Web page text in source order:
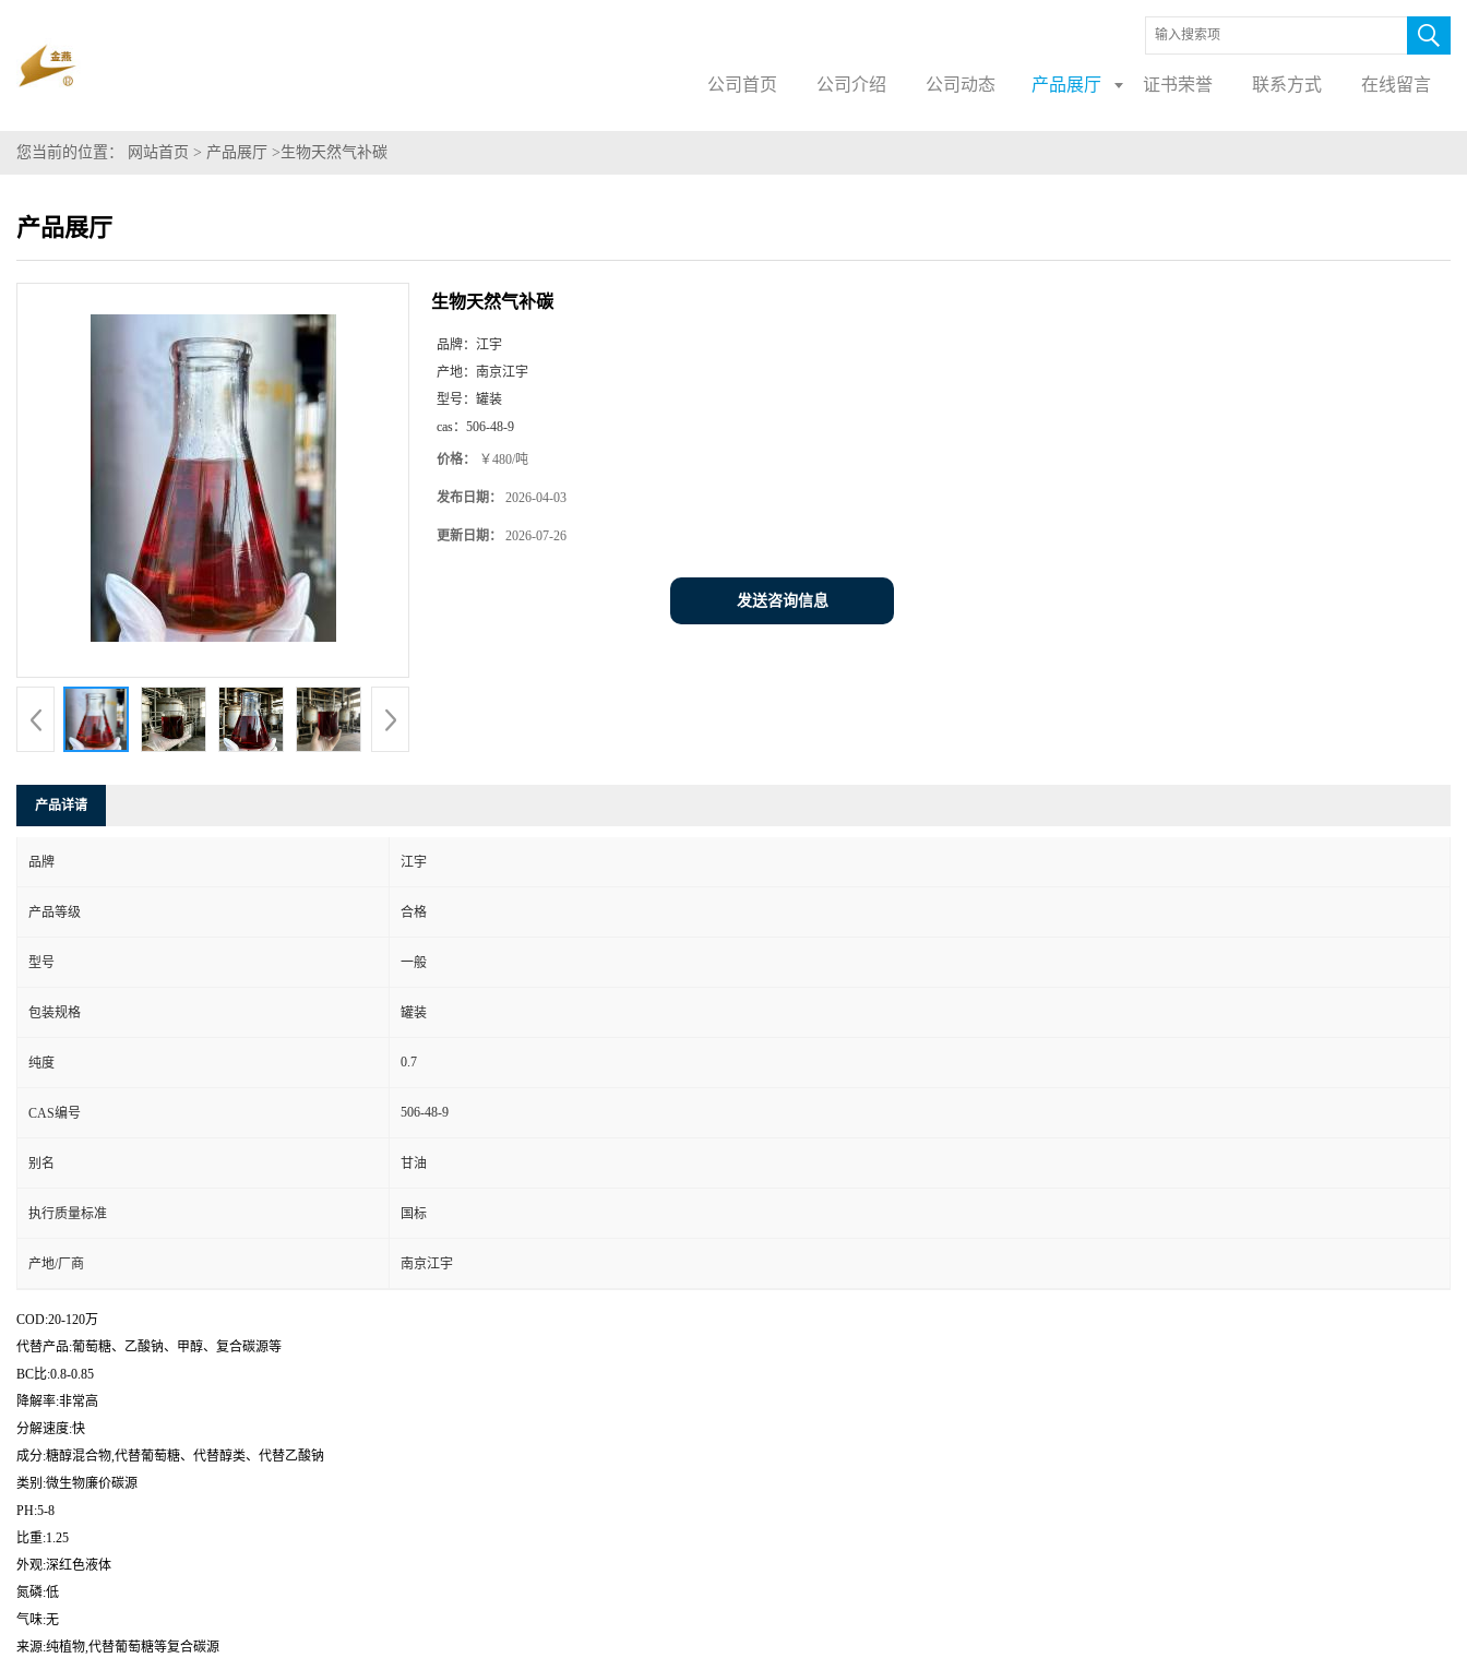
公司首页 公司介绍 公司动态 产品展厅 证书荣誉 联系方式 在线留言
您当前的位置： 网站首页 > 产品展厅 >生物天然气补碳
产品展厅
生物天然气补碳
品牌： 江宇
产地： 南京江宇
型号： 罐装
cas： 506-48-9
价格： ￥480/吨
发布日期： 2026-04-03
更新日期： 2026-07-26
发送咨询信息
产品详请
品牌 江宇
产品等级 合格
型号 一般
包装规格 罐装
纯度 0.7
CAS编号 506-48-9
别名 甘油
执行质量标准 国标
产地/厂商 南京江宇
COD:20-120万
代替产品:葡萄糖、乙酸钠、甲醇、复合碳源等
BC比:0.8-0.85
降解率:非常高
分解速度:快
成分:糖醇混合物,代替葡萄糖、代替醇类、代替乙酸钠
类别:微生物廉价碳源
PH:5-8
比重:1.25
外观:深红色液体
氮磷:低
气味:无
来源:纯植物,代替葡萄糖等复合碳源